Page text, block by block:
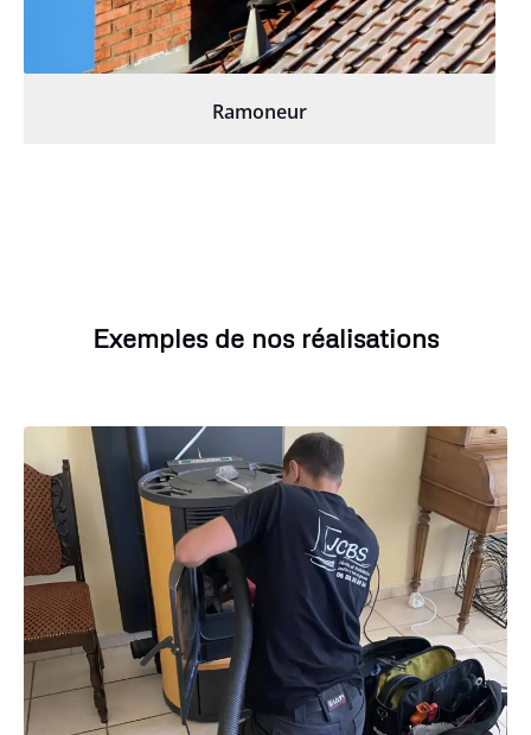
Ramoneur
Exemples de nos réalisations